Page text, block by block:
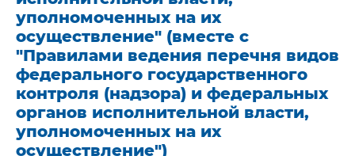
уполномоченных на их
осуществление" (вместе с
"Правилами ведения перечня видов
федерального государственного
контроля (надзора) и федеральных
органов исполнительной власти,
уполномоченных на их
осуществление")